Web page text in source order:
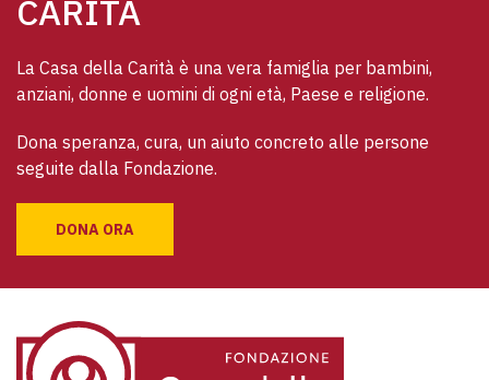
CARITÀ
La Casa della Carità è una vera famiglia per bambini,
anziani, donne e uomini di ogni età, Paese e religione.
Dona speranza, cura, un aiuto concreto alle persone
seguite dalla Fondazione.
DONA ORA